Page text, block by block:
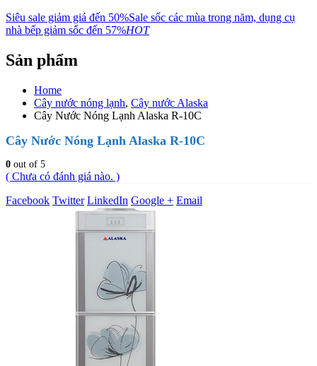
Siêu sale giảm giá đến 50%Sale sốc các mùa trong năm, dụng cụ
nhà bếp giảm sốc đến 57%HOT
Sản phẩm
Home
Cây nước nóng lạnh, Cây nước Alaska
Cây Nước Nóng Lạnh Alaska R-10C
Cây Nước Nóng Lạnh Alaska R-10C
0 out of 5
( Chưa có đánh giá nào. )
Facebook Twitter LinkedIn Google + Email